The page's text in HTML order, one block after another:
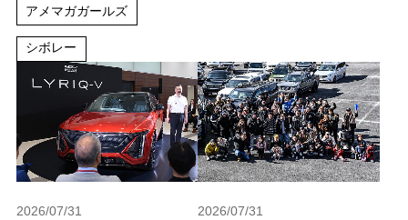
アメマガガールズ
シボレー
2026/07/31 2026/07/31